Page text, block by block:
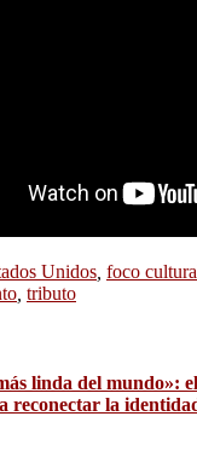
Unidos, foco
, tributo
linda del mundo»:
reconectar la